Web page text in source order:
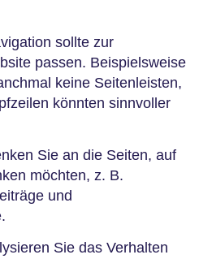
sollte zur
passen. Beispielsweise
keine Seitenleisten,
könnten sinnvoller
Sie an die Seiten, auf
möchten, z. B.
und
Sie das Verhalten